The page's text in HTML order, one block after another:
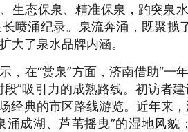
生态保泉、精准保泉，趵突泉
喷涌纪录。泉流奔涌，既聚揽
大了泉水品牌内涵。
在“赏泉”方面，济南借助“一
段”吸引力的成熟路线。初访
经典的市区路线游览。近年来
涌成湖、芦苇摇曳”的湿地风